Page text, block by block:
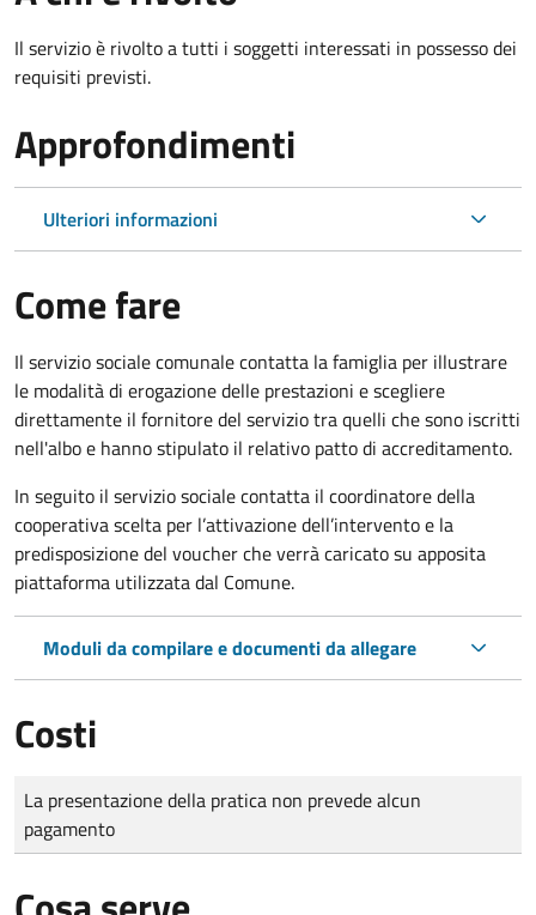
Il servizio è rivolto a tutti i soggetti interessati in possesso dei
requisiti previsti.
Approfondimenti
Ulteriori informazioni
Come fare
Il servizio sociale comunale contatta la famiglia per illustrare
le modalità di erogazione delle prestazioni e scegliere
direttamente il fornitore del servizio tra quelli che sono iscritti
nell'albo e hanno stipulato il relativo patto di accreditamento.
In seguito il servizio sociale contatta il coordinatore della
cooperativa scelta per l’attivazione dell’intervento e la
predisposizione del voucher che verrà caricato su apposita
piattaforma utilizzata dal Comune.
Moduli da compilare e documenti da allegare
Costi
Tipo di pagamento
Importo
La presentazione della pratica non prevede alcun
pagamento